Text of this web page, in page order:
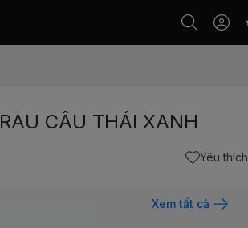
CÂU THÁI XANH
Yêu thích
Xem tất cả